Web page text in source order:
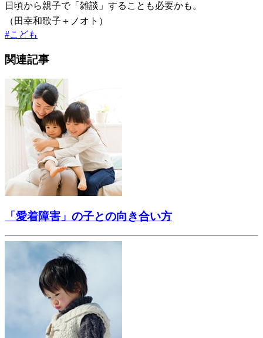
日頃から親子で「雑談」することも必要かも。
（田幸和歌子＋ノオト）
#こども
関連記事
「愛着障害」の子との向き合い方